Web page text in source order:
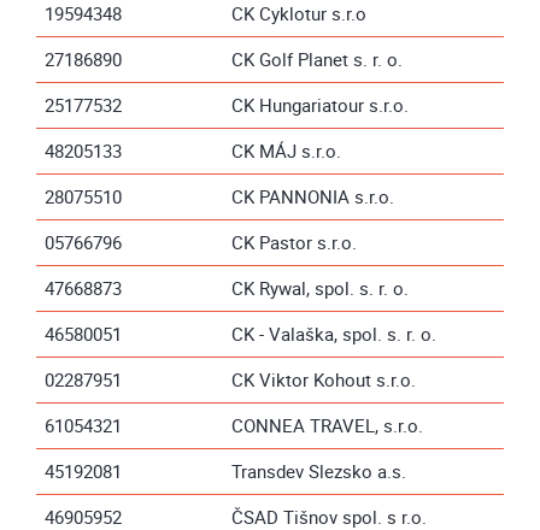
19594348
CK Cyklotur s.r.o
27186890
CK Golf Planet s. r. o.
25177532
CK Hungariatour s.r.o.
48205133
CK MÁJ s.r.o.
28075510
CK PANNONIA s.r.o.
05766796
CK Pastor s.r.o.
47668873
CK Rywal, spol. s. r. o.
46580051
CK - Valaška, spol. s. r. o.
02287951
CK Viktor Kohout s.r.o.
61054321
CONNEA TRAVEL, s.r.o.
45192081
Transdev Slezsko a.s.
46905952
ČSAD Tišnov spol. s r.o.